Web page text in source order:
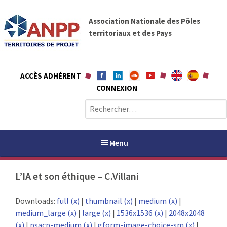
t
A
N
P
P
Association Nationale des Pôles
territoriaux et des Pays
ACCÈS ADHÉRENT
CONNEXION
e
c
c
e
r
Menu
ANPP
L’IA et son éthique – C.Villani
Downloads: full (x) | thumbnail (x) | medium (x) |
medium_large (x) | large (x) | 1536x1536 (x) | 2048x2048
(x) | psacp-medium (x) | gform-image-choice-sm (x) |